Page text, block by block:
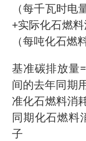
（每千瓦时电
+实际化石燃
（每吨化石燃
基准碳排放量
间的去年同期
准化石燃料消
同期化石燃料
子